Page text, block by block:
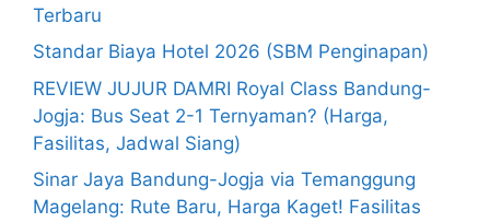
Terbaru
Standar Biaya Hotel 2026 (SBM Penginapan)
REVIEW JUJUR DAMRI Royal Class Bandung-
Jogja: Bus Seat 2-1 Ternyaman? (Harga,
Fasilitas, Jadwal Siang)
Sinar Jaya Bandung-Jogja via Temanggung
Magelang: Rute Baru, Harga Kaget! Fasilitas